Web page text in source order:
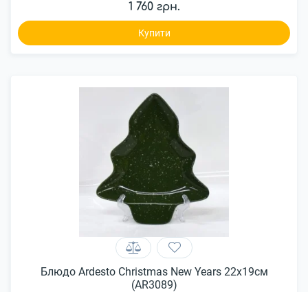
1 760 грн.
Купити
Блюдо Ardesto Christmas New Years 22x19см
(AR3089)